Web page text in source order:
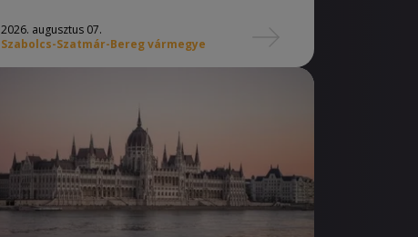
2026. augusztus 07.
Szabolcs-Szatmár-Bereg vármegye